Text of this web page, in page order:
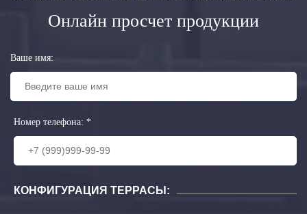
Онлайн просчет продукции
Ваше имя:
Номер телефона: *
КОНФИГУРАЦИЯ ТЕРРАСЫ: